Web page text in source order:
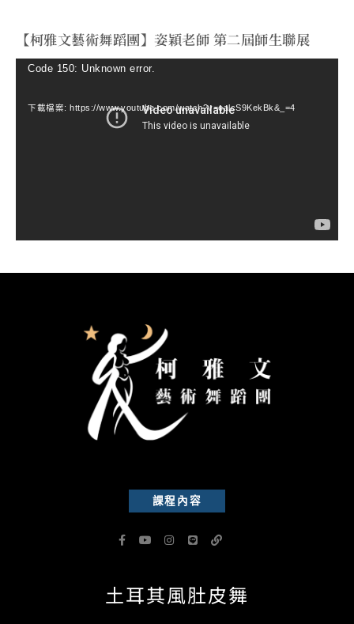
【柯雅文藝術舞蹈團】姿穎老師 第二屆師生聯展
視Code 150: Unknown error.
下載檔案: https://www.youtube.com/watch?v=ealcS9KekBk&_=4
課程內容
F
a
o
o
Y
o
b
e
I
n
g
r
L
i
L
i
土耳其風肚皮舞